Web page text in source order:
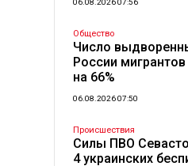
06.08.2026 07:56
Общество
Число
России
на 66%
06.08.2026 07:50
Происшествия
Силы ПВО
4 украинских